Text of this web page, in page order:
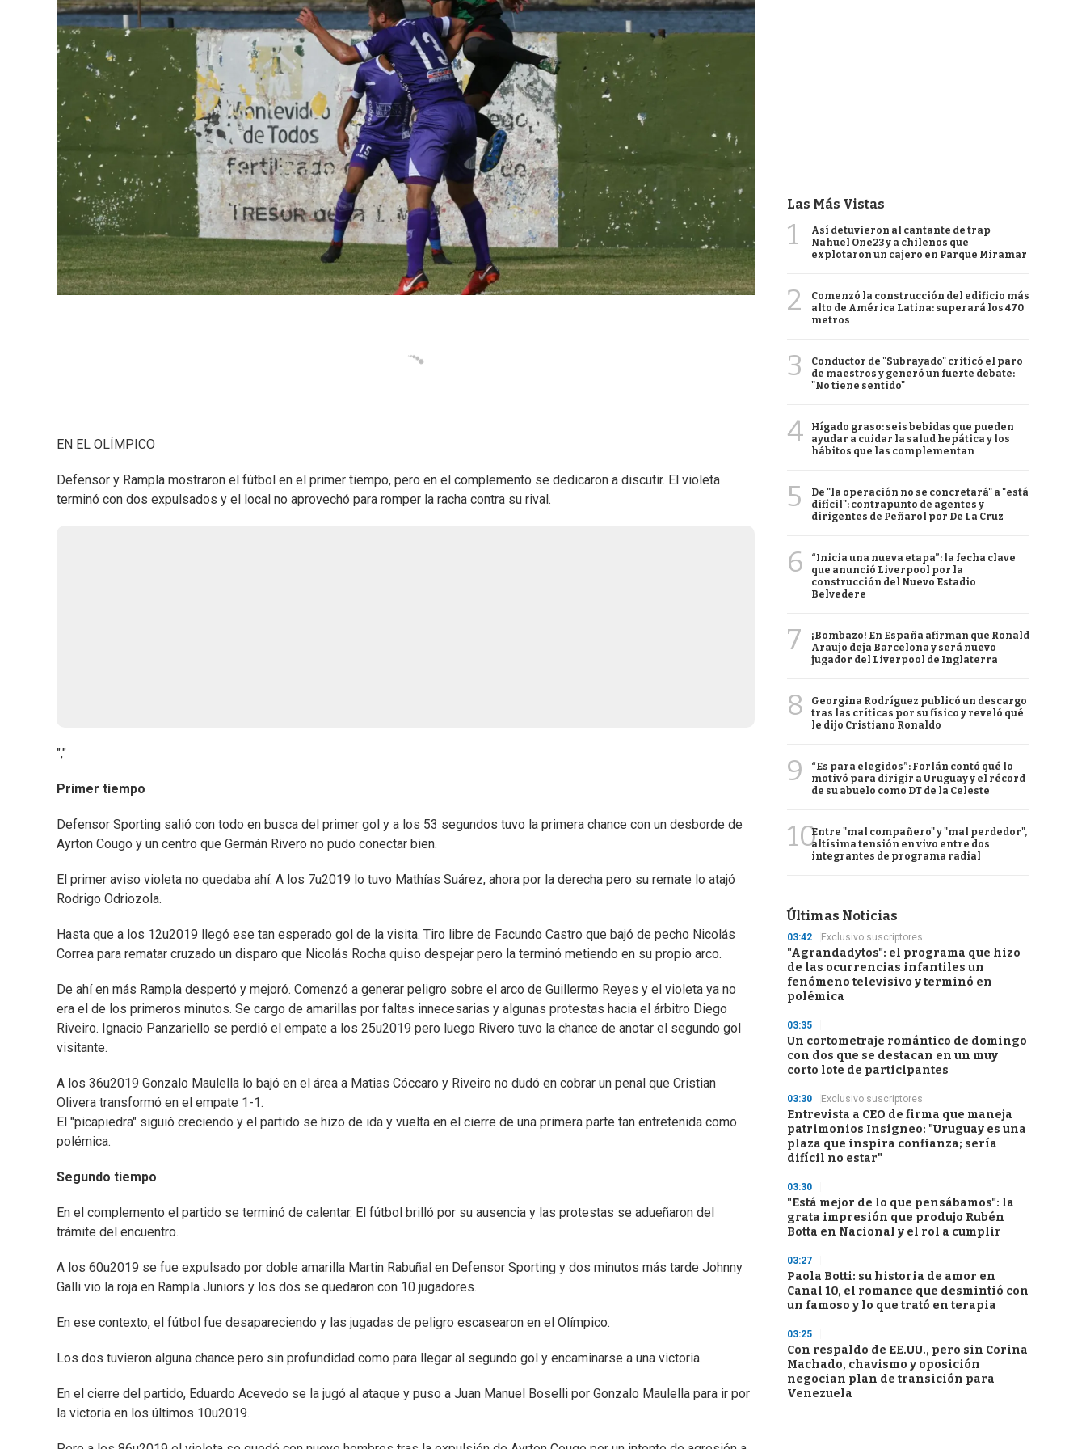
EN EL OLÍMPICO
Defensor y Rampla mostraron el fútbol en el primer tiempo, pero en el complemento se dedicaron a discutir. El violeta
terminó con dos expulsados y el local no aprovechó para romper la racha contra su rival.
","
Primer tiempo
Defensor Sporting salió con todo en busca del primer gol y a los 53 segundos tuvo la primera chance con un desborde de
Ayrton Cougo y un centro que Germán Rivero no pudo conectar bien.
El primer aviso violeta no quedaba ahí. A los 7u2019 lo tuvo Mathías Suárez, ahora por la derecha pero su remate lo atajó
Rodrigo Odriozola.
Hasta que a los 12u2019 llegó ese tan esperado gol de la visita. Tiro libre de Facundo Castro que bajó de pecho Nicolás
Correa para rematar cruzado un disparo que Nicolás Rocha quiso despejar pero la terminó metiendo en su propio arco.
De ahí en más Rampla despertó y mejoró. Comenzó a generar peligro sobre el arco de Guillermo Reyes y el violeta ya no
era el de los primeros minutos. Se cargo de amarillas por faltas innecesarias y algunas protestas hacia el árbitro Diego
Riveiro. Ignacio Panzariello se perdió el empate a los 25u2019 pero luego Rivero tuvo la chance de anotar el segundo gol
visitante.
A los 36u2019 Gonzalo Maulella lo bajó en el área a Matias Cóccaro y Riveiro no dudó en cobrar un penal que Cristian
Olivera transformó en el empate 1-1.
El "picapiedra" siguió creciendo y el partido se hizo de ida y vuelta en el cierre de una primera parte tan entretenida como
polémica.
Segundo tiempo
En el complemento el partido se terminó de calentar. El fútbol brilló por su ausencia y las protestas se adueñaron del
trámite del encuentro.
A los 60u2019 se fue expulsado por doble amarilla Martin Rabuñal en Defensor Sporting y dos minutos más tarde Johnny
Galli vio la roja en Rampla Juniors y los dos se quedaron con 10 jugadores.
En ese contexto, el fútbol fue desapareciendo y las jugadas de peligro escasearon en el Olímpico.
Los dos tuvieron alguna chance pero sin profundidad como para llegar al segundo gol y encaminarse a una victoria.
En el cierre del partido, Eduardo Acevedo se la jugó al ataque y puso a Juan Manuel Boselli por Gonzalo Maulella para ir por
la victoria en los últimos 10u2019.
Las Más Vistas
1
Así detuvieron al cantante de trap
Nahuel One23 y a chilenos que
explotaron un cajero en Parque Miramar
2
Comenzó la construcción del edificio más
alto de América Latina: superará los 470
metros
3
Conductor de "Subrayado" criticó el paro
de maestros y generó un fuerte debate:
"No tiene sentido"
4
Hígado graso: seis bebidas que pueden
ayudar a cuidar la salud hepática y los
hábitos que las complementan
5
De "la operación no se concretará" a "está
difícil": contrapunto de agentes y
dirigentes de Peñarol por De La Cruz
6
“Inicia una nueva etapa”: la fecha clave
que anunció Liverpool por la
construcción del Nuevo Estadio
Belvedere
7
¡Bombazo! En España afirman que Ronald
Araujo deja Barcelona y será nuevo
jugador del Liverpool de Inglaterra
8
Georgina Rodríguez publicó un descargo
tras las críticas por su físico y reveló qué
le dijo Cristiano Ronaldo
9
“Es para elegidos”: Forlán contó qué lo
motivó para dirigir a Uruguay y el récord
de su abuelo como DT de la Celeste
10Entre "mal compañero" y "mal perdedor",
altísima tensión en vivo entre dos
integrantes de programa radial
Últimas Noticias
03:42 Exclusivo suscriptores
"Agrandadytos": el programa que hizo
de las ocurrencias infantiles un
fenómeno televisivo y terminó en
polémica
03:35
Un cortometraje romántico de domingo
con dos que se destacan en un muy
corto lote de participantes
03:30 Exclusivo suscriptores
Entrevista a CEO de firma que maneja
patrimonios Insigneo: "Uruguay es una
plaza que inspira confianza; sería
difícil no estar"
03:30
"Está mejor de lo que pensábamos": la
grata impresión que produjo Rubén
Botta en Nacional y el rol a cumplir
03:27
Paola Botti: su historia de amor en
Canal 10, el romance que desmintió con
un famoso y lo que trató en terapia
03:25
Con respaldo de EE.UU., pero sin Corina
Machado, chavismo y oposición
negocian plan de transición para
Venezuela